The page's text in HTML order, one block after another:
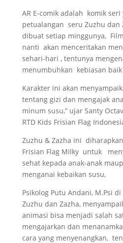
AR E-comik adalah komik
petualangan seru Zuzhu dan
dibuat setiap minggunya,
nanti akan menceritakan
sehari-hari , tentunya
menumbuhkan kebiasan
Karakter ini akan
tentang gizi dan mengajak
minum susu,” ujar Santy
RTD Kids Frisian Flag
Zuzhu & Zazha ini
Frisian Flag Milky untuk
sehat kepada anak-anak
menganai kebaikan susu,
Psikolog Putu Andani, M.Psi
Zuzhu dan Zazha,
animasi bisa menjadi salah
mengajarkan dan
cara yang menyenangkan,